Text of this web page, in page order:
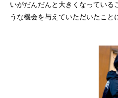
いがだんだんと大きくなっている
うな機会を与えていただいたこと